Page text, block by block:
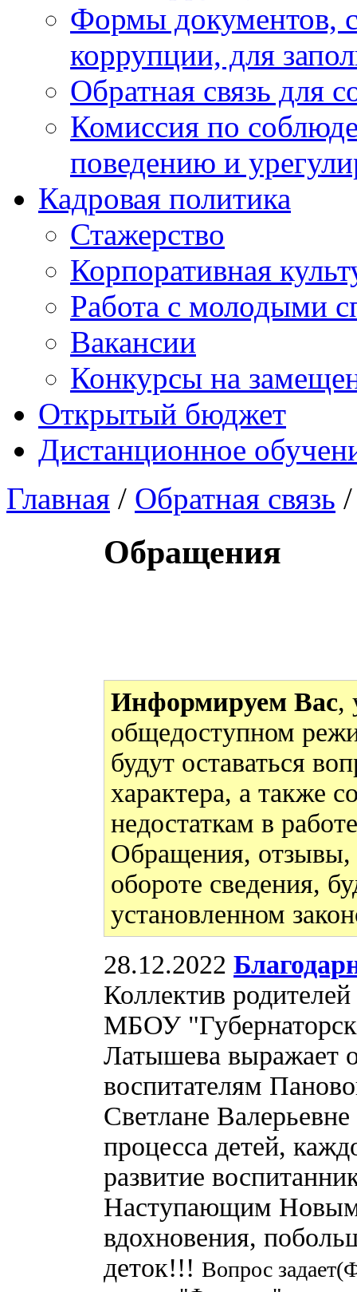
Формы документов,
коррупции, для
Обратная связь для
Комиссия по
поведению и
Кадровая политика
Стажерство
Корпоративная
Работа с молодыми
Вакансии
Конкурсы на
Открытый бюджет
Дистанционное
Главная / Обратная связь
Обращения
Информируем Вас,
общедоступном
будут оставаться
характера, а также
недостаткам в
Обращения, отзывы,
обороте сведения,
установленном
28.12.2022
Коллектив
МБОУ
Латышева выражает
воспитателям
Светлане
процесса детей,
развитие
Наступающим Новым
вдохновения,
деток!!! Вопрос